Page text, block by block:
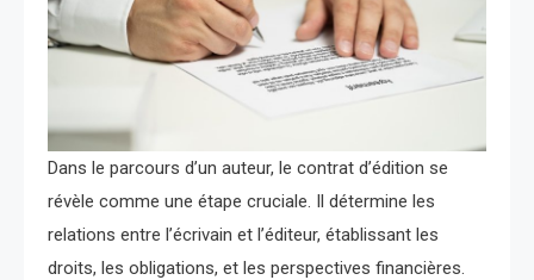
Dans le parcours d’un auteur, le contrat d’édition se
révèle comme une étape cruciale. Il détermine les
relations entre l’écrivain et l’éditeur, établissant les
droits, les obligations, et les perspectives financières.